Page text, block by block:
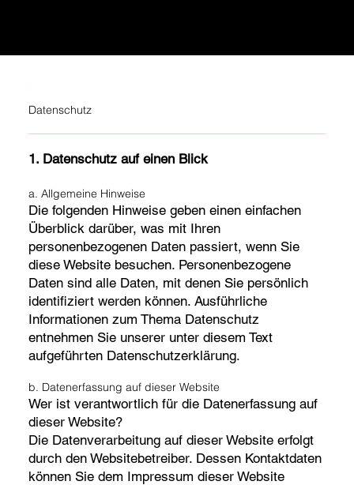
Datenschutz
1. Datenschutz auf einen Blick
a. Allgemeine Hinweise
Die folgenden Hinweise geben einen einfachen
Überblick darüber, was mit Ihren
personenbezogenen Daten passiert, wenn Sie
diese Website besuchen. Personenbezogene
Daten sind alle Daten, mit denen Sie persönlich
identifiziert werden können. Ausführliche
Informationen zum Thema Datenschutz
entnehmen Sie unserer unter diesem Text
aufgeführten Datenschutzerklärung.
b. Datenerfassung auf dieser Website
Wer ist verantwortlich für die Datenerfassung auf
dieser Website?
Die Datenverarbeitung auf dieser Website erfolgt
durch den Websitebetreiber. Dessen Kontaktdaten
können Sie dem Impressum dieser Website